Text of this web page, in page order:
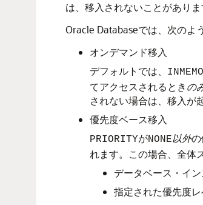
は、移入されないことがありま
Oracle Databaseでは、次のよ
オンデマンド移入
デフォルトでは、
てアクセスされるときの
されない場合は、移入が
優先度ベース移入
PRIORITYがNONE以外
れます。この場合、全体
データベース・イ
指定された優先度レ